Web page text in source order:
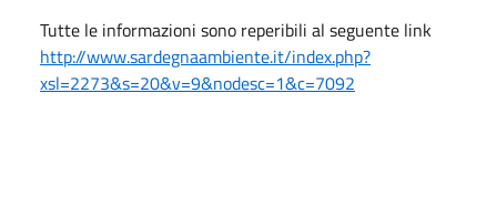
Tutte le informazioni sono reperibili al seguente link
http://www.sardegnaambiente.it/index.php?
xsl=2273&s=20&v=9&nodesc=1&c=7092